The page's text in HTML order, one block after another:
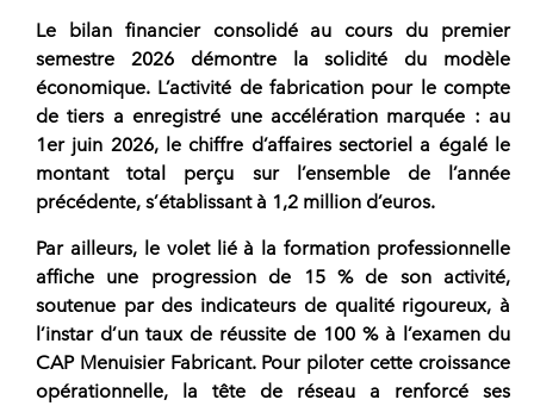
Le bilan financier consolidé au cours du premier
semestre 2026 démontre la solidité du modèle
économique. L’activité de fabrication pour le compte
de tiers a enregistré une accélération marquée : au
1er juin 2026, le chiffre d’affaires sectoriel a égalé le
montant total perçu sur l’ensemble de l’année
précédente, s’établissant à 1,2 million d’euros.
Par ailleurs, le volet lié à la formation professionnelle
affiche une progression de 15 % de son activité,
soutenue par des indicateurs de qualité rigoureux, à
l’instar d’un taux de réussite de 100 % à l’examen du
CAP Menuisier Fabricant. Pour piloter cette croissance
opérationnelle, la tête de réseau a renforcé ses